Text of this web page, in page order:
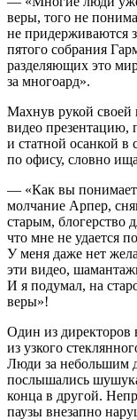
веры, того не
не придерживаются
пятого собрания
разделяющих это
за многоард».
Махнув рукой своей
видео
и статной осанкой в
по офису, словно
— «Как вы
молчание Арпер,
старым, блогерство
что мне не удается
У меня даже нет
эти видео,
И я подумал, на
веры»!
Один из директоров
из узкого
Люди за небольшим
послышались
конца в другой.
паузы внезапно